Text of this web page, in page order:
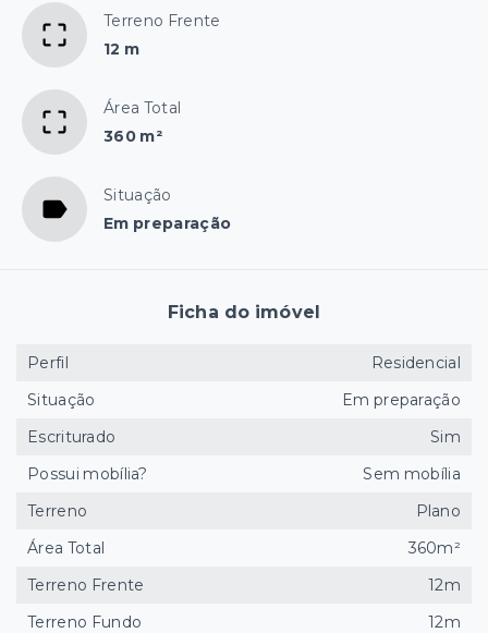
Terreno Frente
12 m
Área Total
360 m²
Situação
Em preparação
Ficha do imóvel
Perfil
Residencial
Situação
Em preparação
Escriturado
Sim
Possui mobília?
Sem mobília
Terreno
Plano
Área Total
360m²
Terreno Frente
12m
Terreno Fundo
12m